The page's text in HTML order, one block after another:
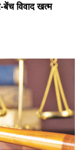
बेंच विवाद खत्म